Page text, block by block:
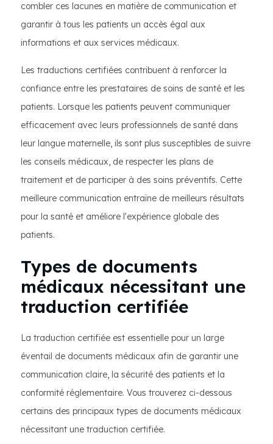
combler ces lacunes en matière de communication et
garantir à tous les patients un accès égal aux
informations et aux services médicaux.
Les traductions certifiées contribuent à renforcer la
confiance entre les prestataires de soins de santé et les
patients. Lorsque les patients peuvent communiquer
efficacement avec leurs professionnels de santé dans
leur langue maternelle, ils sont plus susceptibles de suivre
les conseils médicaux, de respecter les plans de
traitement et de participer à des soins préventifs. Cette
meilleure communication entraîne de meilleurs résultats
pour la santé et améliore l'expérience globale des
patients.
Types de documents
médicaux nécessitant une
traduction certifiée
La traduction certifiée est essentielle pour un large
éventail de documents médicaux afin de garantir une
communication claire, la sécurité des patients et la
conformité réglementaire. Vous trouverez ci-dessous
certains des principaux types de documents médicaux
nécessitant une traduction certifiée.